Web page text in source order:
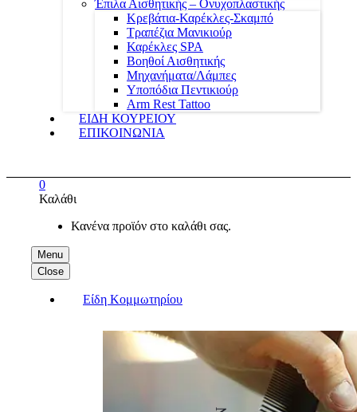
Έπιλα Αισθητικής – Ονυχοπλαστικής
Κρεβάτια-Καρέκλες-Σκαμπό
Τραπέζια Μανικιούρ
Καρέκλες SPA
Βοηθοί Αισθητικής
Μηχανήματα/Λάμπες
Υποπόδια Πεντικιούρ
Arm Rest Tattoo
ΕΙΔΗ ΚΟΥΡΕΙΟΥ
ΕΠΙΚΟΙΝΩΝΙΑ
Menu
Close
Είδη Κομμωτηρίου
0
Καλάθι
Κανένα προϊόν στο καλάθι σας.